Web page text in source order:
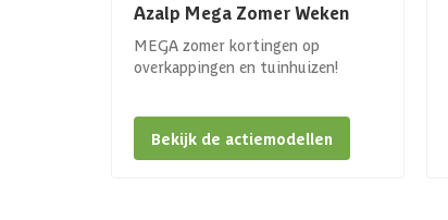
Azalp Mega Zomer Weken
MEGA zomer kortingen op
overkappingen en tuinhuizen!
Bekijk de actiemodellen